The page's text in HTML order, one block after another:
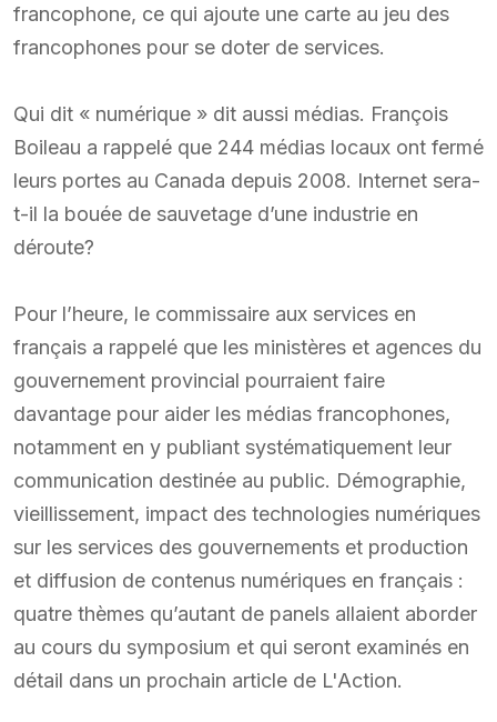
francophone, ce qui ajoute une carte au jeu des
francophones pour se doter de services.
Qui dit « numérique » dit aussi médias. François
Boileau a rappelé que 244 médias locaux ont fermé
leurs portes au Canada depuis 2008. Internet sera-
t-il la bouée de sauvetage d’une industrie en
déroute?
Pour l’heure, le commissaire aux services en
français a rappelé que les ministères et agences du
gouvernement provincial pourraient faire
davantage pour aider les médias francophones,
notamment en y publiant systématiquement leur
communication destinée au public. Démographie,
vieillissement, impact des technologies numériques
sur les services des gouvernements et production
et diffusion de contenus numériques en français :
quatre thèmes qu’autant de panels allaient aborder
au cours du symposium et qui seront examinés en
détail dans un prochain article de L'Action.